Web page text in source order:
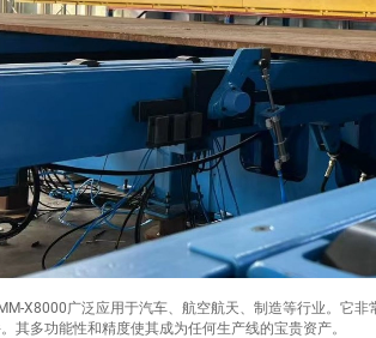
X8000广泛应用于汽车、航空航天、制造等行业。它
其多功能性和精度使其成为任何生产线的宝贵资产。